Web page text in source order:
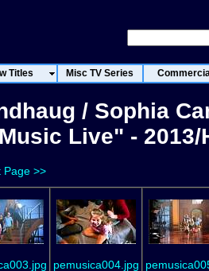
Titles Misc TV Series
/ Sophia
Live" - 2013/
Page >>
pemusica004.jpg